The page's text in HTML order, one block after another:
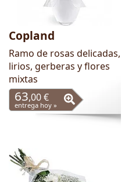
Copland
Ramo de rosas delicadas,
lirios, gerberas y flores
mixtas
63,00 €
entrega hoy »